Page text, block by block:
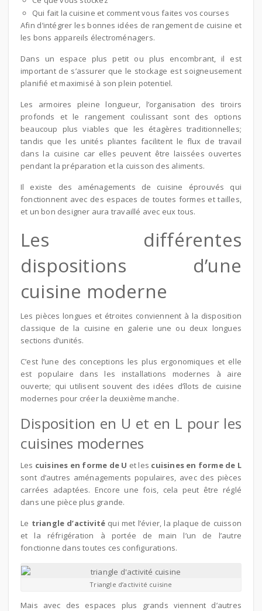
Qui fait la cuisine et comment vous faites vos courses
Afin d’intégrer les bonnes idées de rangement de cuisine et
les bons appareils électroménagers.
Dans un espace plus petit ou plus encombrant, il est
important de s’assurer que le stockage est soigneusement
planifié et maximisé à son plein potentiel.
Les armoires pleine longueur, l’organisation des tiroirs
profonds et le rangement coulissant sont des options
beaucoup plus viables que les étagères traditionnelles;
tandis que les unités pliantes facilitent le flux de travail
dans la cuisine car elles peuvent être laissées ouvertes
pendant la préparation et la cuisson des aliments.
Il existe des aménagements de cuisine éprouvés qui
fonctionnent avec des espaces de toutes formes et tailles,
et un bon designer aura travaillé avec eux tous.
Les différentes
dispositions d’une
cuisine moderne
Les pièces longues et étroites conviennent à la disposition
classique de la cuisine en galerie une ou deux longues
sections d’unités.
C’est l’une des conceptions les plus ergonomiques et elle
est populaire dans les installations modernes à aire
ouverte; qui utilisent souvent des idées d’îlots de cuisine
modernes pour créer la deuxième manche.
Disposition en U et en L pour les
cuisines modernes
Les cuisines en forme de U et les cuisines en forme de L
sont d’autres aménagements populaires, avec des pièces
carrées adaptées. Encore une fois, cela peut être réglé
dans une pièce plus grande.
Le triangle d’activité qui met l’évier, la plaque de cuisson
et la réfrigération à portée de main l’un de l’autre
fonctionne dans toutes ces configurations.
Triangle d’activité cuisine
Mais avec des espaces plus grands viennent d’autres